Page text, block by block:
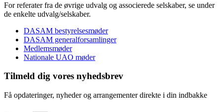
For referater fra de øvrige udvalg og associerede selskaber, se under
de enkelte udvalg/selskaber.
DASAM bestyrelsesmøder
DASAM generalforsamlinger
Medlemsmøder
Nationale UAO møder
Tilmeld dig vores nyhedsbrev
Få opdateringer, nyheder og arrangementer direkte i din indbakke